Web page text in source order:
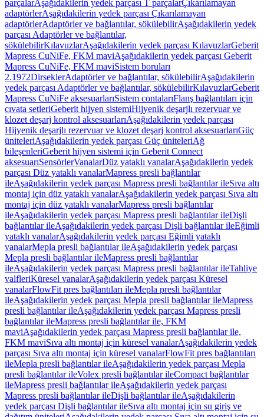
parçalarAşağıdakilerin yedek parçası T parçalarÇıkarılamayan
adaptörlerAşağıdakilerin yedek parçası Çıkarılamayan
adaptörlerAdaptörler ve bağlantılar, sökülebilirAşağıdakilerin yedek
parçası Adaptörler ve bağlantılar,
sökülebilirKılavuzlarAşağıdakilerin yedek parçası KılavuzlarGeberit
Mapress CuNiFe, FKM maviAşağıdakilerin yedek parçası Geberit
Mapress CuNiFe, FKM maviSistem boruları
2.1972DirseklerAdaptörler ve bağlantılar, sökülebilirAşağıdakilerin
yedek parçası Adaptörler ve bağlantılar, sökülebilirKılavuzlarGeberit
Mapress CuNiFe aksesuarlarıSistem contalarıFlanş bağlantıları için
cıvata setleriGeberit hijyen sistemiHijyenik deşarjlı rezervuar ve
klozet deşarj kontrol aksesuarlarıAşağıdakilerin yedek parçası
Hijyenik deşarjlı rezervuar ve klozet deşarj kontrol aksesuarlarıGüç
üniteleriAşağıdakilerin yedek parçası Güç üniteleriAğ
bileşenleriGeberit hijyen sistemi için Geberit Connect
aksesuarıSensörlerVanalarDüz yataklı vanalarAşağıdakilerin yedek
parçası Düz yataklı vanalarMapress presli bağlantılar
ileAşağıdakilerin yedek parçası Mapress presli bağlantılar ileSıva altı
montaj için düz yataklı vanalarAşağıdakilerin yedek parçası Sıva altı
montaj için düz yataklı vanalarMapress presli bağlantılar
ileAşağıdakilerin yedek parçası Mapress presli bağlantılar ileDişli
bağlantılar ileAşağıdakilerin yedek parçası Dişli bağlantılar ileEğimli
yataklı vanalarAşağıdakilerin yedek parçası Eğimli yataklı
vanalarMepla presli bağlantılar ileAşağıdakilerin yedek parçası
Mepla presli bağlantılar ileMapress presli bağlantılar
ileAşağıdakilerin yedek parçası Mapress presli bağlantılar ileTahliye
valfleriKüresel vanalarAşağıdakilerin yedek parçası Küresel
vanalarFlowFit pres bağlantıları ileMepla presli bağlantılar
ileAşağıdakilerin yedek parçası Mepla presli bağlantılar ileMapress
presli bağlantılar ileAşağıdakilerin yedek parçası Mapress presli
bağlantılar ileMapress presli bağlantılar ile, FKM
maviAşağıdakilerin yedek parçası Mapress presli bağlantılar ile,
FKM maviSıva altı montaj için küresel vanalarAşağıdakilerin yedek
parçası Sıva altı montaj için küresel vanalarFlowFit pres bağlantıları
ileMepla presli bağlantılar ileAşağıdakilerin yedek parçası Mepla
presli bağlantılar ileVolex presli bağlantılar ileCompact bağlantılar
ileMapress presli bağlantılar ileAşağıdakilerin yedek parçası
Mapress presli bağlantılar ileDişli bağlantılar ileAşağıdakilerin
yedek parçası Dişli bağlantılar ileSıva altı montaj için su giriş ve